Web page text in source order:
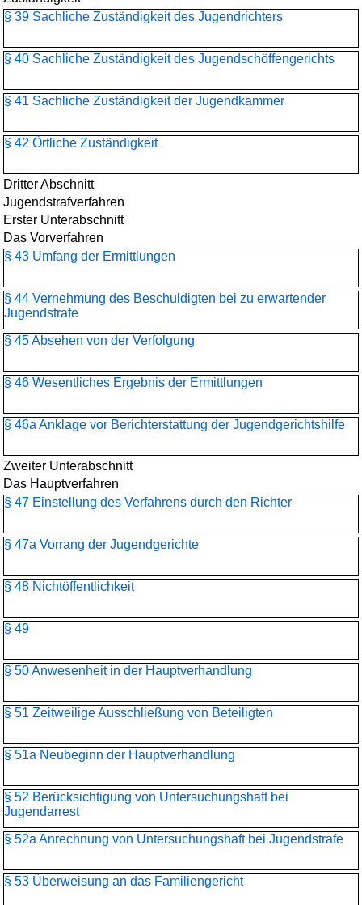
§ 39 Sachliche Zuständigkeit des Jugendrichters
§ 40 Sachliche Zuständigkeit des Jugendschöffengerichts
§ 41 Sachliche Zuständigkeit der Jugendkammer
§ 42 Örtliche Zuständigkeit
Dritter Abschnitt
Jugendstrafverfahren
Erster Unterabschnitt
Das Vorverfahren
§ 43 Umfang der Ermittlungen
§ 44 Vernehmung des Beschuldigten bei zu erwartender
Jugendstrafe
§ 45 Absehen von der Verfolgung
§ 46 Wesentliches Ergebnis der Ermittlungen
§ 46a Anklage vor Berichterstattung der Jugendgerichtshilfe
Zweiter Unterabschnitt
Das Hauptverfahren
§ 47 Einstellung des Verfahrens durch den Richter
§ 47a Vorrang der Jugendgerichte
§ 48 Nichtöffentlichkeit
§ 49
§ 50 Anwesenheit in der Hauptverhandlung
§ 51 Zeitweilige Ausschließung von Beteiligten
§ 51a Neubeginn der Hauptverhandlung
§ 52 Berücksichtigung von Untersuchungshaft bei
Jugendarrest
§ 52a Anrechnung von Untersuchungshaft bei Jugendstrafe
§ 53 Überweisung an das Familiengericht